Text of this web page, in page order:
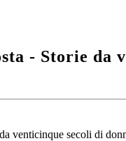
- Storie da